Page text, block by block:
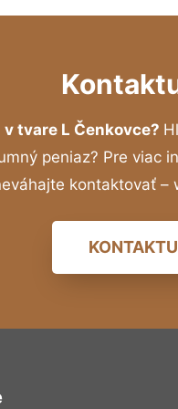
tvare L Čenkovce?
peniaz? Pre viac
kontaktovať –